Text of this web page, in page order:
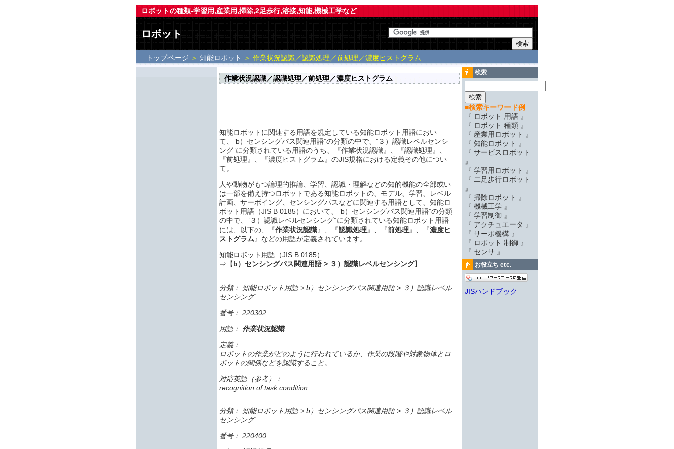
ロボットの種類-学習用,産業用,掃除,2足歩行,溶接,知能,機械工学など
ロボット
トップページ ＞ 知能ロボット ＞ 作業状況認識／認識処理／前処理／濃度ヒストグラム
作業状況認識／認識処理／前処理／濃度ヒストグラム
知能ロボットに関連する用語を規定している知能ロボット用語におい
て、”b）センシングパス関連用語”の分類の中で、”３）認識レベルセンシ
ング”に分類されている用語のうち、『作業状況認識』、『認識処理』、
『前処理』、『濃度ヒストグラム』のJIS規格における定義その他につい
て。
人や動物がもつ論理的推論、学習、認識・理解などの知的機能の全部或い
は一部を備え持つロボットである知能ロボットの、モデル、学習、レベル
計画、サーボイング、センシングパスなどに関連する用語として、知能ロ
ボット用語（JIS B 0185）において、”b）センシングパス関連用語”の分類
の中で、”３）認識レベルセンシング”に分類されている知能ロボット用語
には、以下の、『作業状況認識』、『認識処理』、『前処理』、『濃度ヒ
ストグラム 』などの用語が定義されています。
知能ロボット用語（JIS B 0185）
⇒【b）センシングパス関連用語 > ３）認識レベルセンシング】
分類： 知能ロボット用語 > b）センシングパス関連用語 > ３）認識レベル
センシング
番号： 220302
用語： 作業状況認識
定義：
ロボットの作業がどのように行われているか、作業の段階や対象物体とロ
ボットの関係などを認識すること。
対応英語（参考）：
recognition of task condition
分類： 知能ロボット用語 > b）センシングパス関連用語 > ３）認識レベル
センシング
番号： 220400
検索
■検索キーワード例
『 ロボット 用語 』
『 ロボット 種類 』
『 産業用ロボット 』
『 知能ロボット 』
『 サービスロボット
』
『 学習用ロボット 』
『 二足歩行ロボット
』
『 掃除ロボット 』
『 機械工学 』
『 学習制御 』
『 アクチュエータ 』
『 サーボ機構 』
『 ロボット 制御 』
『 センサ 』
お役立ち etc.
JISハンドブック